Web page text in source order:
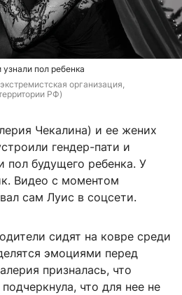
пол ребенка
организация,
РФ)
Чекалина) и ее жених
гендер-пати и
пол будущего ребенка. У
Видео с моментом
сам Луис в соцсети.
сидят на ковре среди
эмоциями перед
призналась, что
что для нее не